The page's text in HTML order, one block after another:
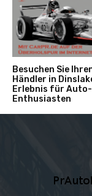
Besuchen Sie
Händler in
Erlebnis für Auto-
Enthusiasten